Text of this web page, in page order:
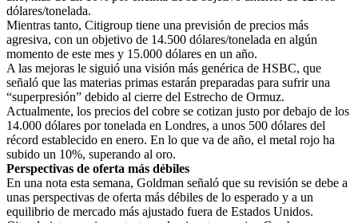
dólares/tonelada.
Mientras tanto, Citigroup tiene una previsión de precios más
agresiva, con un objetivo de 14.500 dólares/tonelada en algún
momento de este mes y 15.000 dólares en un año.
A las mejoras le siguió una visión más genérica de HSBC, que
señaló que las materias primas estarán preparadas para sufrir una
“superpresión” debido al cierre del Estrecho de Ormuz.
Actualmente, los precios del cobre se cotizan justo por debajo de los
14.000 dólares por tonelada en Londres, a unos 500 dólares del
récord establecido en enero. En lo que va de año, el metal rojo ha
subido un 10%, superando al oro.
Perspectivas de oferta más débiles
En una nota esta semana, Goldman señaló que su revisión se debe a
unas perspectivas de oferta más débiles de lo esperado y a un
equilibrio de mercado más ajustado fuera de Estados Unidos.